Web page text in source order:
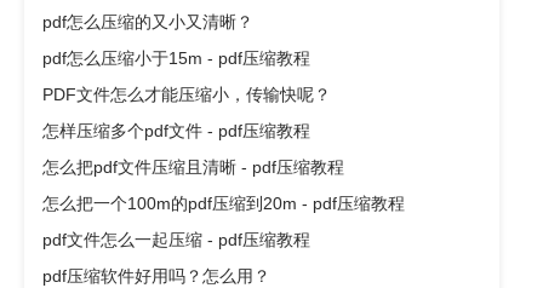
pdf怎么压缩的又小又清晰？
pdf怎么压缩小于15m - pdf压缩教程
PDF文件怎么才能压缩小，传输快呢？
怎样压缩多个pdf文件 - pdf压缩教程
怎么把pdf文件压缩且清晰 - pdf压缩教程
怎么把一个100m的pdf压缩到20m - pdf压缩教程
pdf文件怎么一起压缩 - pdf压缩教程
pdf压缩软件好用吗？怎么用？